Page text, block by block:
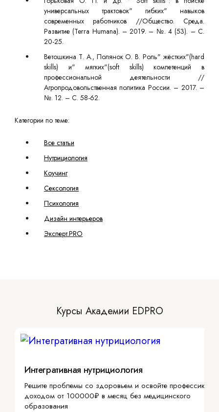
универсальных трактовок" гибких" навыков
современных работников //Общество. Среда.
Развитие (Terra Humana). – 2019. – №. 4 (53). – С.
20-25.
Ветошкина Т. А., Полянок О. В. Роль" жёстких"(hard
skills) и" мягких"(soft skills) компетенций в
профессиональной деятельности //
Агропродовольственная политика России. – 2017. –
№. 12. – С. 58-62.
Категории по теме:
Все статьи
Нутрициология
Коучинг
Сексология
Психология
Дизайн интерьеров
Эксперт.PRO
Курсы Академии EDPRO
Интегративная нутрициология
Решите проблемы со здоровьем и освойте профессию с
доходом от 100000₽ в месяц без медицинского
образования